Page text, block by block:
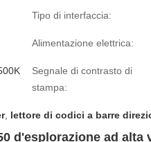
Tipo di interfaccia:
Alimentazione elettrica:
Segnale di contrasto di
stampa:
, lettore di codici a barre
d'esplorazione ad